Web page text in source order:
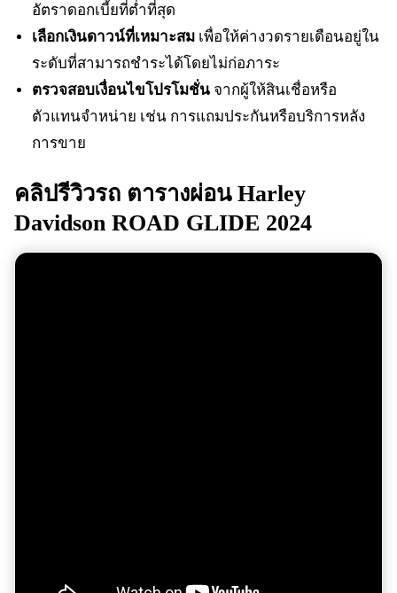
อัตราดอกเบี้ยที่ต่ำที่สุด
เลือกเงินดาวน์ที่เหมาะสม เพื่อให้ค่างวดรายเดือนอยู่ใน
ระดับที่สามารถชำระได้โดยไม่ก่อภาระ
ตรวจสอบเงื่อนไขโปรโมชั่น จากผู้ให้สินเชื่อหรือ
ตัวแทนจำหน่าย เช่น การแถมประกันหรือบริการหลัง
การขาย
คลิปรีวิวรถ ตารางผ่อน Harley
Davidson ROAD GLIDE 2024